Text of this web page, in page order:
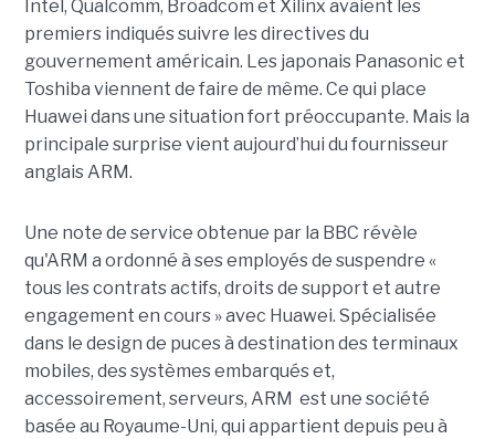
Intel, Qualcomm, Broadcom et Xilinx avaient les
premiers indiqués suivre les directives du
gouvernement américain. Les japonais Panasonic et
Toshiba viennent de faire de même. Ce qui place
Huawei dans une situation fort préoccupante. Mais la
principale surprise vient aujourd’hui du fournisseur
anglaisARM.
Une note de service obtenue par la BBC révèle
qu'ARM a ordonné à ses employés de suspendre «
tous les contrats actifs, droits de support et autre
engagement en cours » avec Huawei. Spécialisée
dans le design de puces à destination des terminaux
mobiles, des systèmes embarqués et,
accessoirement, serveurs, ARM est une société
basée au Royaume-Uni, qui appartient depuis peu à